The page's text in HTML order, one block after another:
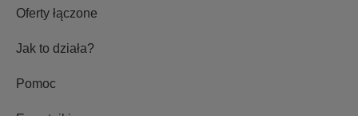
Oferty łączone
Jak to działa?
Pomoc